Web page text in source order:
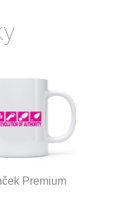
Premium